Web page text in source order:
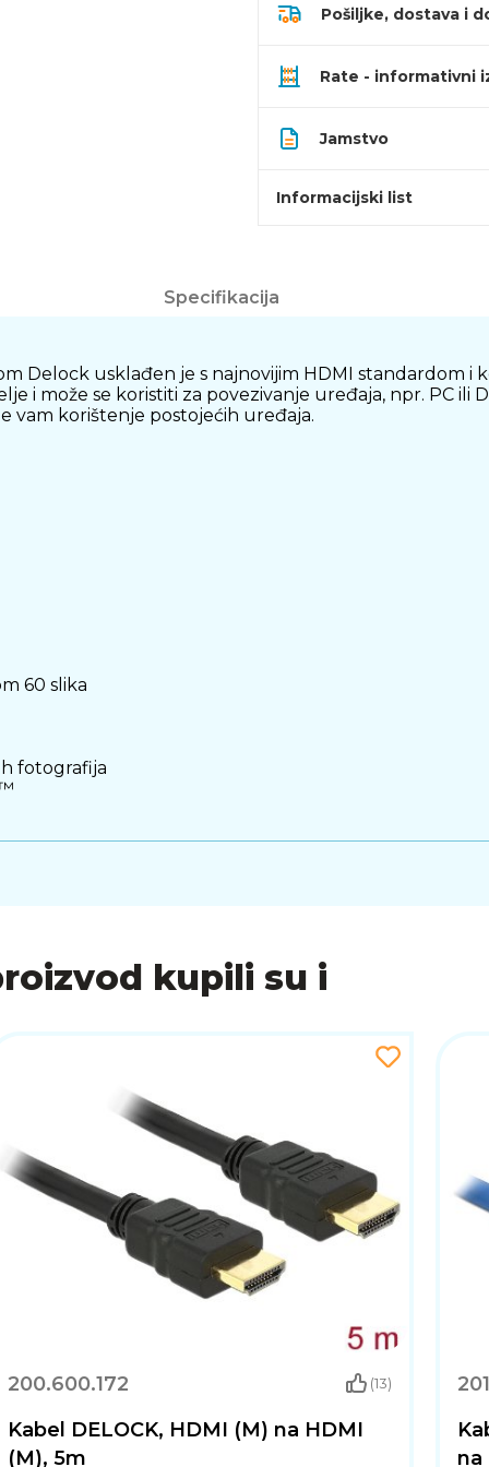
Pošiljke, dostava i
Rate - informativni
Jamstvo
Informacijski list
Specifikacija
Delock usklađen je s najnovijim HDMI standardom i
i može se koristiti za povezivanje uređaja, npr. PC ili
vam korištenje postojećih uređaja.
60 slika
fotografija
kupili su i
200.600.172 (13)
Kabel DELOCK, HDMI (M) na HDMI
(M), 5m
na